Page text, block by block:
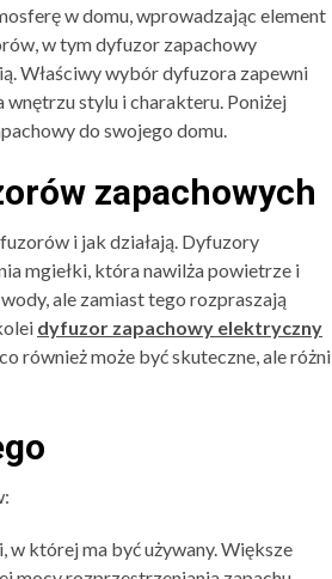
w domu, wprowadzając element
w tym dyfuzor zapachowy
Właściwy wybór dyfuzora zapewni
stylu i charakteru. Poniżej
do swojego domu.
zapachowych
i jak działają. Dyfuzory
mgiełki, która nawilża powietrze i
ale zamiast tego rozpraszają
dyfuzor zapachowy elektryczny
również może być skuteczne, ale różni
której ma być używany. Większe